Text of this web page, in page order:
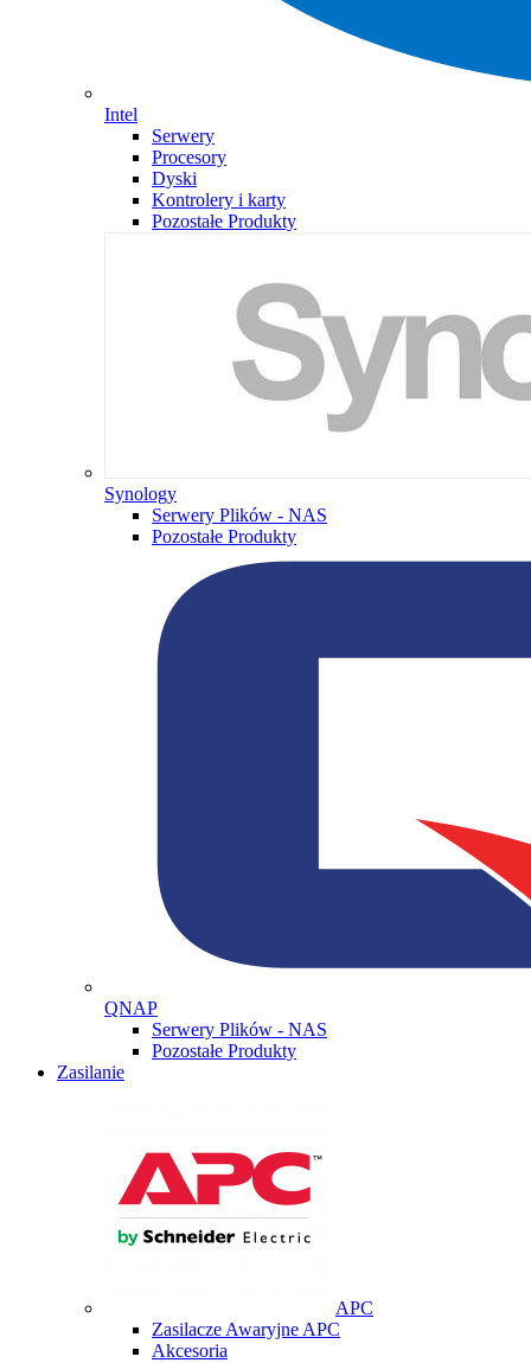
Intel
Serwery
Procesory
Dyski
Kontrolery i karty
Pozostałe Produkty
Synology
Serwery Plików - NAS
Pozostałe Produkty
QNAP
Serwery Plików - NAS
Pozostałe Produkty
Zasilanie
APC
Zasilacze Awaryjne APC
Akcesoria